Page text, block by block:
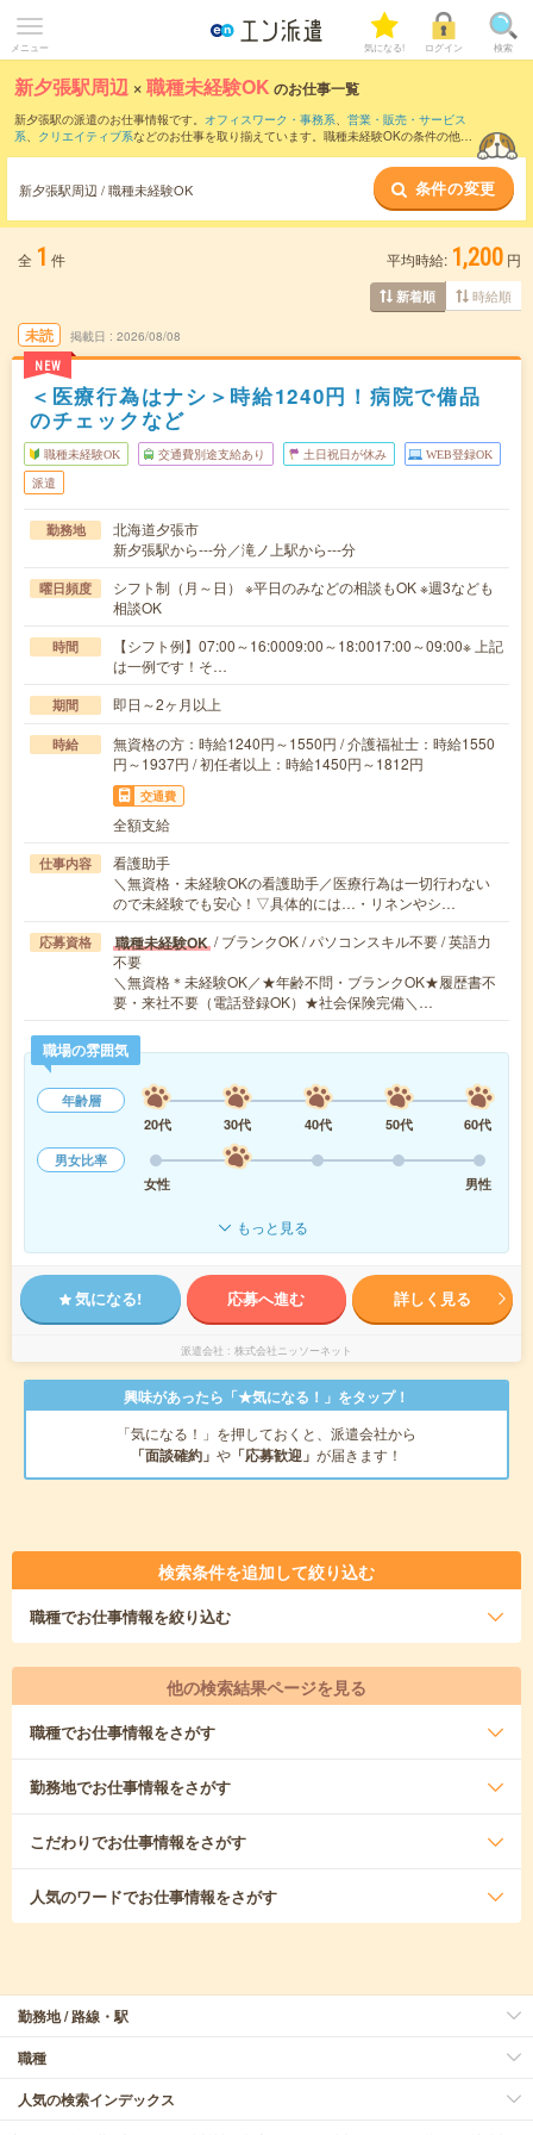
メニュー 気になる! ログイン 検索
新夕張駅周辺 ×職種未経験OK のお仕事一覧
新夕張駅の派遣のお仕事情報です。 オフィスワーク・事務系、 営業・販売・サービス
系、 クリエイティブ系などのお仕事を取り揃えています。職種未経験OKの条件の他
新夕張駅周辺 / 職種未経験OK 条件の変更
全 1 件 平均時給: 1,200 円
新着順 時給順
未読
NEW
掲載日 2026/08/08
＜医療行為はナシ＞時給1240円！病院で備品
のチェックなど
職種未経験OK 交通費別途支給あり 土日祝日が休み WEB登録OK
派遣
勤務地
北海道夕張市
新夕張駅から---分／滝ノ上駅から---分
曜日頻度
シフト制（月～日） ※平日のみなどの相談もOK ※週3なども
相談OK
時間
【シフト例】07:00～16:0009:00～18:0017:00～09:00※ 上記
は一例です！そ…
期間 即日～2ヶ月以上
時給
無資格の方：時給1240円～1550円 / 介護福祉士：時給1550
円～1937円 / 初任者以上：時給1450円～1812円
交通費
全額支給
仕事内容
看護助手
＼無資格・未経験OKの看護助手／医療行為は一切行わない
ので未経験でも安心！▽具体的には…・リネンやシ…
応募資格 職種未経験OK / ブランクOK / パソコンスキル不要 / 英語力
不要
＼無資格＊未経験OK／★年齢不問・ブランクOK★履歴書不
要・来社不要（電話登録OK）★社会保険完備＼…
職場の雰囲気
年齢層
20代
30代 40代 50代
60代
男女比率
女性
男性
もっと見る
気になる! 応募へ進む 詳しく見る
派遣会社 株式会社ニッソーネット
興味があったら「★気になる！」をタップ！
「気になる！」を押しておくと、派遣会社から
「面談確約」 や 「応募歓迎」 が届きます！
検索条件を追加して絞り込む
職種でお仕事情報を絞り込む
他の検索結果ページを見る
職種でお仕事情報をさがす
勤務地でお仕事情報をさがす
こだわりでお仕事情報をさがす
人気のワードでお仕事情報をさがす
勤務地 / 路線・駅
職種
人気の検索インデックス